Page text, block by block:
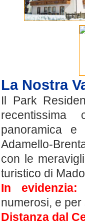
La Nostra
Il Park
panoramica
Adamello-
con le
turistico di
In
numerosi, e per
Distanza dal